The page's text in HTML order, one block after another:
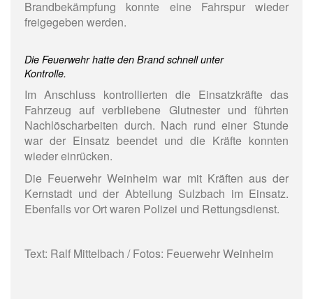
Brandbekämpfung konnte eine Fahrspur wieder
freigegeben werden.
Die Feuerwehr hatte den Brand schnell unter
Kontrolle.
Im Anschluss kontrollierten die Einsatzkräfte das
Fahrzeug auf verbliebene Glutnester und führten
Nachlöscharbeiten durch. Nach rund einer Stunde
war der Einsatz beendet und die Kräfte konnten
wieder einrücken.
Die Feuerwehr Weinheim war mit Kräften aus der
Kernstadt und der Abteilung Sulzbach im Einsatz.
Ebenfalls vor Ort waren Polizei und Rettungsdienst.
Text: Ralf Mittelbach / Fotos: Feuerwehr Weinheim